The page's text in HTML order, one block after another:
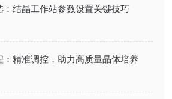
：结晶工作站参数设置关键技巧
：精准调控，助力高质量晶体培养​